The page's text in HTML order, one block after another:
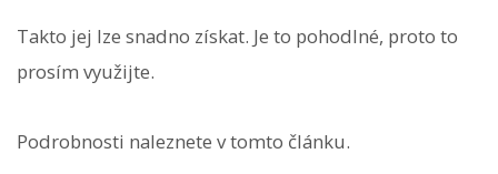
Takto jej lze snadno získat. Je to pohodlné, proto to
prosím využijte.
Podrobnosti naleznete v tomto článku.